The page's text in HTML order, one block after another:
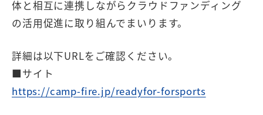
体と相互に連携しながらクラウドファンディング
の活用促進に取り組んでまいります。
詳細は以下URLをご確認ください。
■サイト
https://camp-fire.jp/readyfor-forsports